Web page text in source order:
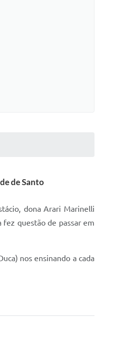
de Santo
dona Arari Marinelli
fez questão de passar em
nos ensinando a cada